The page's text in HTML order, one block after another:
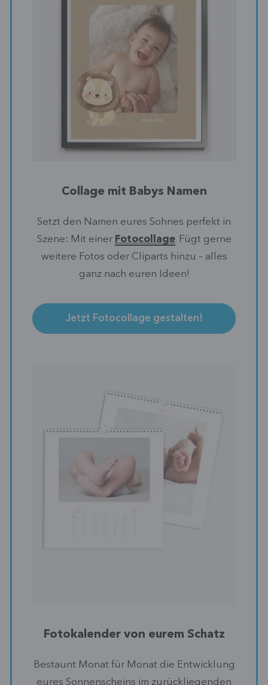
Collage mit Babys Namen
Setzt den Namen eures Sohnes perfekt in
Szene: Mit einer Fotocollage. Fügt gerne
weitere Fotos oder Cliparts hinzu – alles
ganz nach euren Ideen!
Jetzt Fotocollage gestalten!
Fotokalender von eurem Schatz
Bestaunt Monat für Monat die Entwicklung
eures Sonnenscheins im zurückliegenden